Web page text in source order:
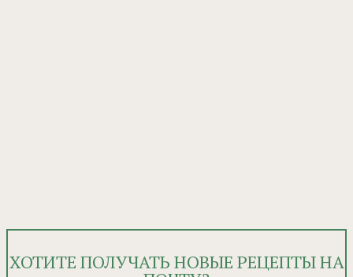
ХОТИТЕ ПОЛУЧАТЬ НОВЫЕ РЕЦЕПТЫ НА